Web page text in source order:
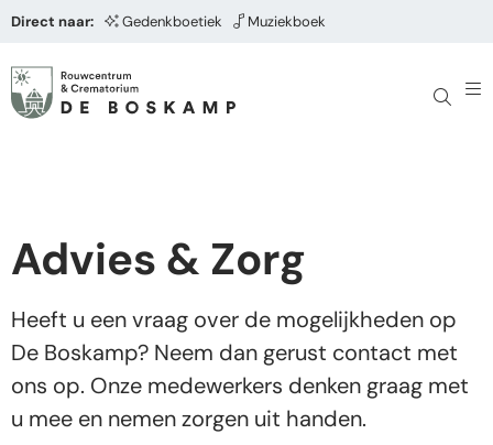
Direct naar: Gedenkboetiek Muziekboek
Advies & Zorg
Heeft u een vraag over de mogelijkheden op
De Boskamp? Neem dan gerust contact met
ons op. Onze medewerkers denken graag met
u mee en nemen zorgen uit handen.